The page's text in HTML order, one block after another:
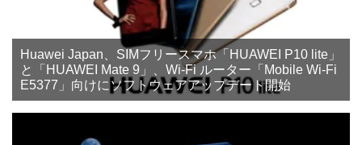
Huawei Japan、SIMフリースマホ「HUAWEI P10 lite」
と「HUAWEI Mate 9」、Wi-Fi ルーター「Mobile Wi-Fi
E5377」向けにソフトウェアアップデート開始